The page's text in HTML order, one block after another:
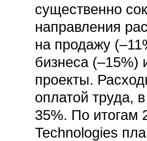
существенно
направления
на продажу
бизнеса (–15%)
проекты.
оплатой труда,
35%. По итогам
Technologies